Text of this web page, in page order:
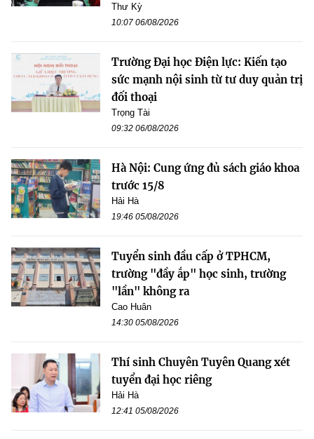
Thư Kỳ
10:07 06/08/2026
Trường Đại học Điện lực: Kiến tạo
sức mạnh nội sinh từ tư duy quản trị
đối thoại
Trọng Tài
09:32 06/08/2026
Hà Nội: Cung ứng đủ sách giáo khoa
trước 15/8
Hải Hà
19:46 05/08/2026
Tuyển sinh đầu cấp ở TPHCM,
trường "đầy ắp" học sinh, trường
"lần" không ra
Cao Huân
14:30 05/08/2026
Thí sinh Chuyên Tuyên Quang xét
tuyển đại học riêng
Hải Hà
12:41 05/08/2026